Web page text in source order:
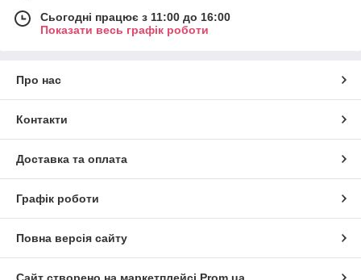
Сьогодні працює з 11:00 до 16:00
Показати весь графік роботи
Про нас
Контакти
Доставка та оплата
Графік роботи
Повна версія сайту